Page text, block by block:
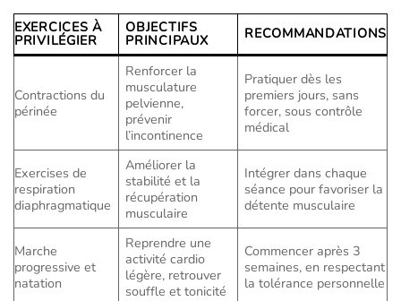
EXERCICES À
PRIVILÉGIER
OBJECTIFS
PRINCIPAUX RECOMMANDATIONS
Contractions du
périnée
Renforcer la
musculature
pelvienne,
prévenir
l’incontinence
Pratiquer dès les
premiers jours, sans
forcer, sous contrôle
médical
Exercises de
respiration
diaphragmatique
Améliorer la
stabilité et la
récupération
musculaire
Intégrer dans chaque
séance pour favoriser la
détente musculaire
Marche
progressive et
natation
Reprendre une
activité cardio
légère, retrouver
souffle et tonicité
Commencer après 3
semaines, en respectant
la tolérance personnelle